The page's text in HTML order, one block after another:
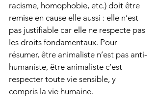
racisme, homophobie, etc.) doit être
remise en cause elle aussi : elle n’est
pas justifiable car elle ne respecte pas
les droits fondamentaux. Pour
résumer, être animaliste n’est pas anti-
humaniste, être animaliste c’est
respecter toute vie sensible, y
compris la vie humaine.